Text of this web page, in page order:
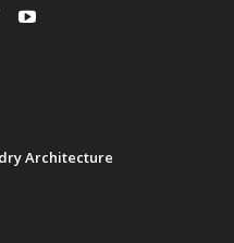
Architecture